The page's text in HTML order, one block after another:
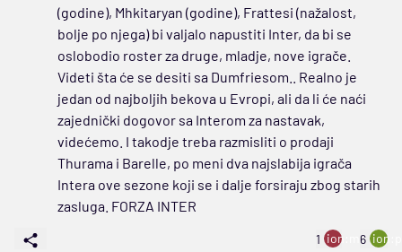
(godine), Mhkitaryan (godine), Frattesi (nažalost,
bolje po njega) bi valjalo napustiti Inter, da bi se
oslobodio roster za druge, mladje, nove igrače.
Videti šta će se desiti sa Dumfriesom.. Realno je
jedan od najboljih bekova u Evropi, ali da li će naći
zajednički dogovor sa Interom za nastavak,
videćemo. I takodje treba razmisliti o prodaji
Thurama i Barelle, po meni dva najslabija igrača
Intera ove sezone koji se i dalje forsiraju zbog starih
zasluga. FORZA INTER
1 ion:minus
6